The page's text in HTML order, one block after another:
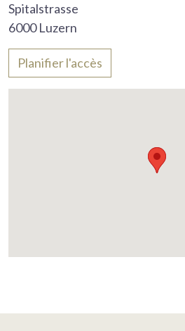
Spitalstrasse
6000 Luzern
Planifier l'accès